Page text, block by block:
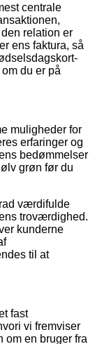
centrale
relation er
ens faktura, så
du er på
muligheder for
erfaringer og
bedømmelser
grøn før du
værdifulde
troværdighed.
kunderne
til at
fast
vi fremviser
om en bruger fra